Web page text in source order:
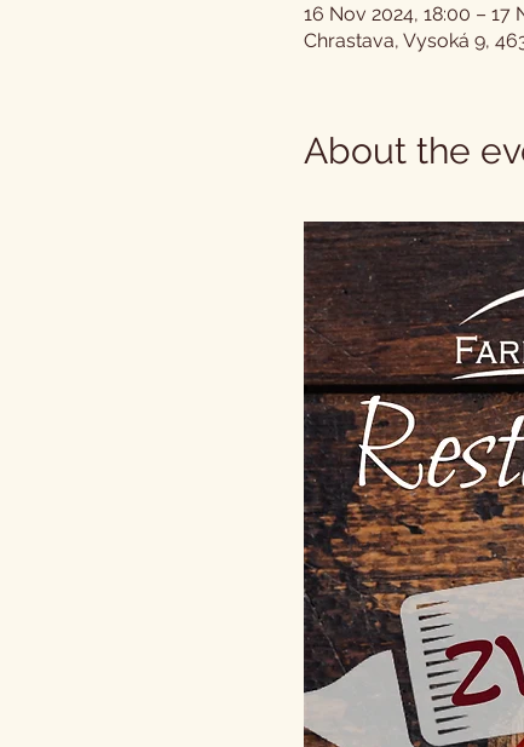
16 Nov 2024, 18:00 – 17
Chrastava, Vysoká 9,
About the